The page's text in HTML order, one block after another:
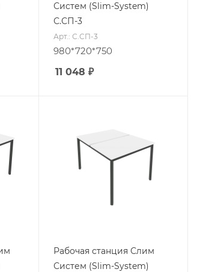
Систем (Slim-System)
С.СП-3
Арт.: С.СП-3
980*720*750
11 048 ₽
Рабочая станция Слим
Систем (Slim-System)